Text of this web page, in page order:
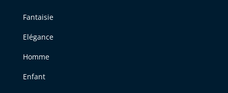
Fantaisie
Elégance
Homme
Enfant